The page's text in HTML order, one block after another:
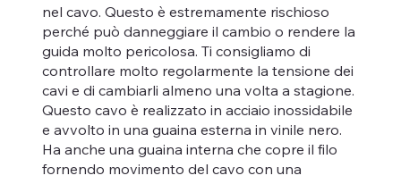
nel cavo. Questo è estremamente rischioso
perché può danneggiare il cambio o rendere la
guida molto pericolosa. Ti consigliamo di
controllare molto regolarmente la tensione dei
cavi e di cambiarli almeno una volta a stagione.
Questo cavo è realizzato in acciaio inossidabile
e avvolto in una guaina esterna in vinile nero.
Ha anche una guaina interna che copre il filo
fornendo movimento del cavo con una